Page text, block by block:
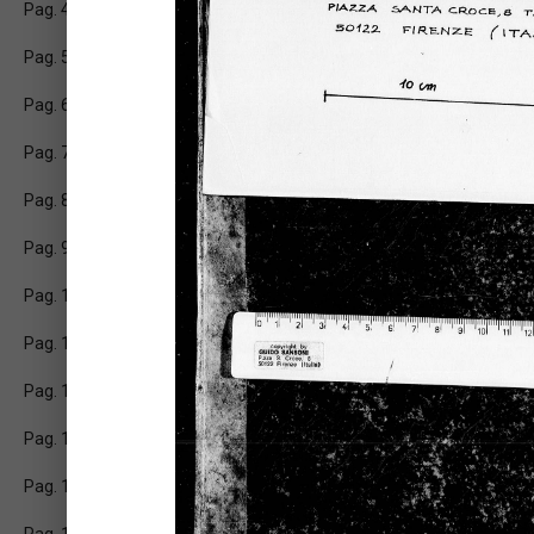
Pag. 4
Pag. 5
Pag. 6
Pag. 7
Pag. 8
Pag. 9
Pag. 10
Pag. 11
Pag. 12
Pag. 13
Pag. 14